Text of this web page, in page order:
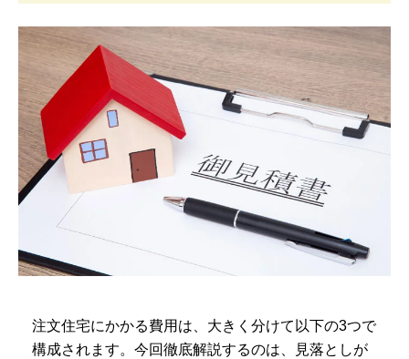
注文住宅にかかる費用は、大きく分けて以下の3つで
構成されます。今回徹底解説するのは、見落としが